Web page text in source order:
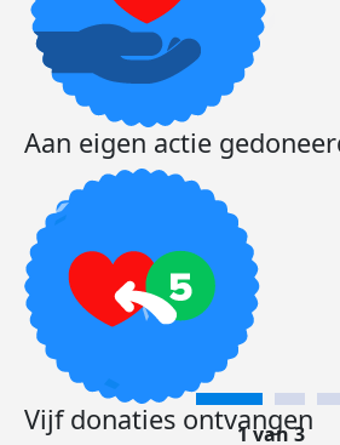
Aan eigen actie
Vijf donaties ontvangen
1 van 3